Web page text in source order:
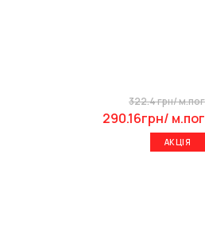
322.4 грн/ м.пог
290.16грн/ м.пог
АКЦІЯ